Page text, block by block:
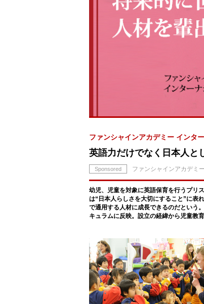
ファンシャインアカデミー イン
英語力だけでなく日本人と
Sponsored ファンシャインアカデミ
幼児、児童を対象に英語保育を行うプリ
は“日本人らしさを大切にすること”に表
で通用する人材に成長できるのだという
キュラムに反映。設立の経緯から児童教